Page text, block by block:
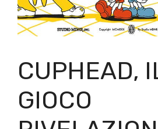
CUPHEAD,
GIOCO